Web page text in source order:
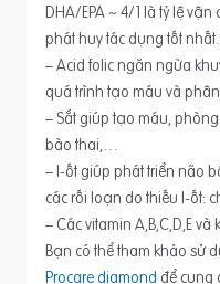
DHA/EPA ~ 4/1 là tỷ lệ
phát huy tác dụng tốt nhất.
– Acid folic ngăn ngừa
quá trình tạo máu và
– Sắt giúp tạo máu,
bào thai,…
– I-ốt giúp phát triển não
các rối loạn do thiếu I-ốt:
– Các vitamin A,B,C,D,E
Bạn có thể tham khảo sử
Procare diamond để cung